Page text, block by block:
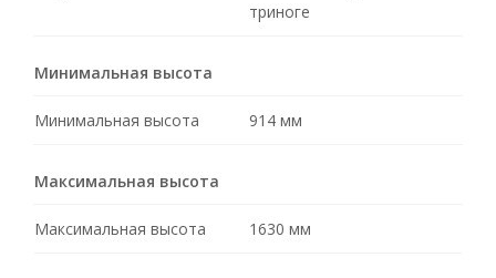
триноге
Минимальная высота
Минимальная высота 914 мм
Максимальная высота
Максимальная высота 1630 мм